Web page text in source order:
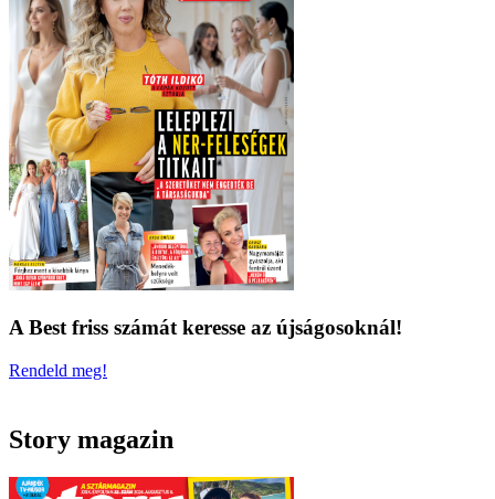
A Best friss számát keresse az újságosoknál!
Rendeld meg!
Story magazin